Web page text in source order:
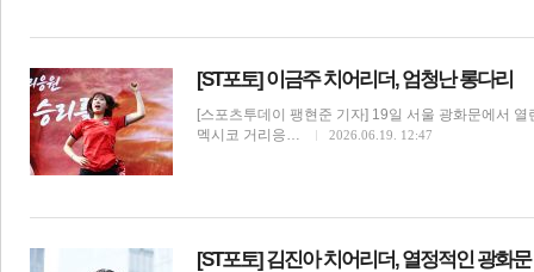
[ST포토] 이금주 치어리더, 엄청난 롱다리
[스포츠투데이 팽현준 기자] 19일 서울 광화문에서
멕시코 거리응…
2026.06.19. 12:47
[ST포토] 김진아 치어리더, 열정적인 광화